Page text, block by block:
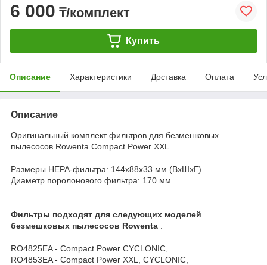
6 000 ₸/комплект
Купить
Описание Характеристики Доставка Оплата
Описание
Оригинальный комплект фильтров для безмешковых
пылесосов Rowenta Compact Power XXL.
Размеры HEPA-фильтра: 144x88x33 мм (ВхШхГ).
Диаметр поролонового фильтра: 170 мм.
Фильтры подходят для следующих моделей
безмешковых пылесосов Rowenta :
RO4825EA - Compact Power CYCLONIC,
RO4853EA - Compact Power XXL, CYCLONIC,